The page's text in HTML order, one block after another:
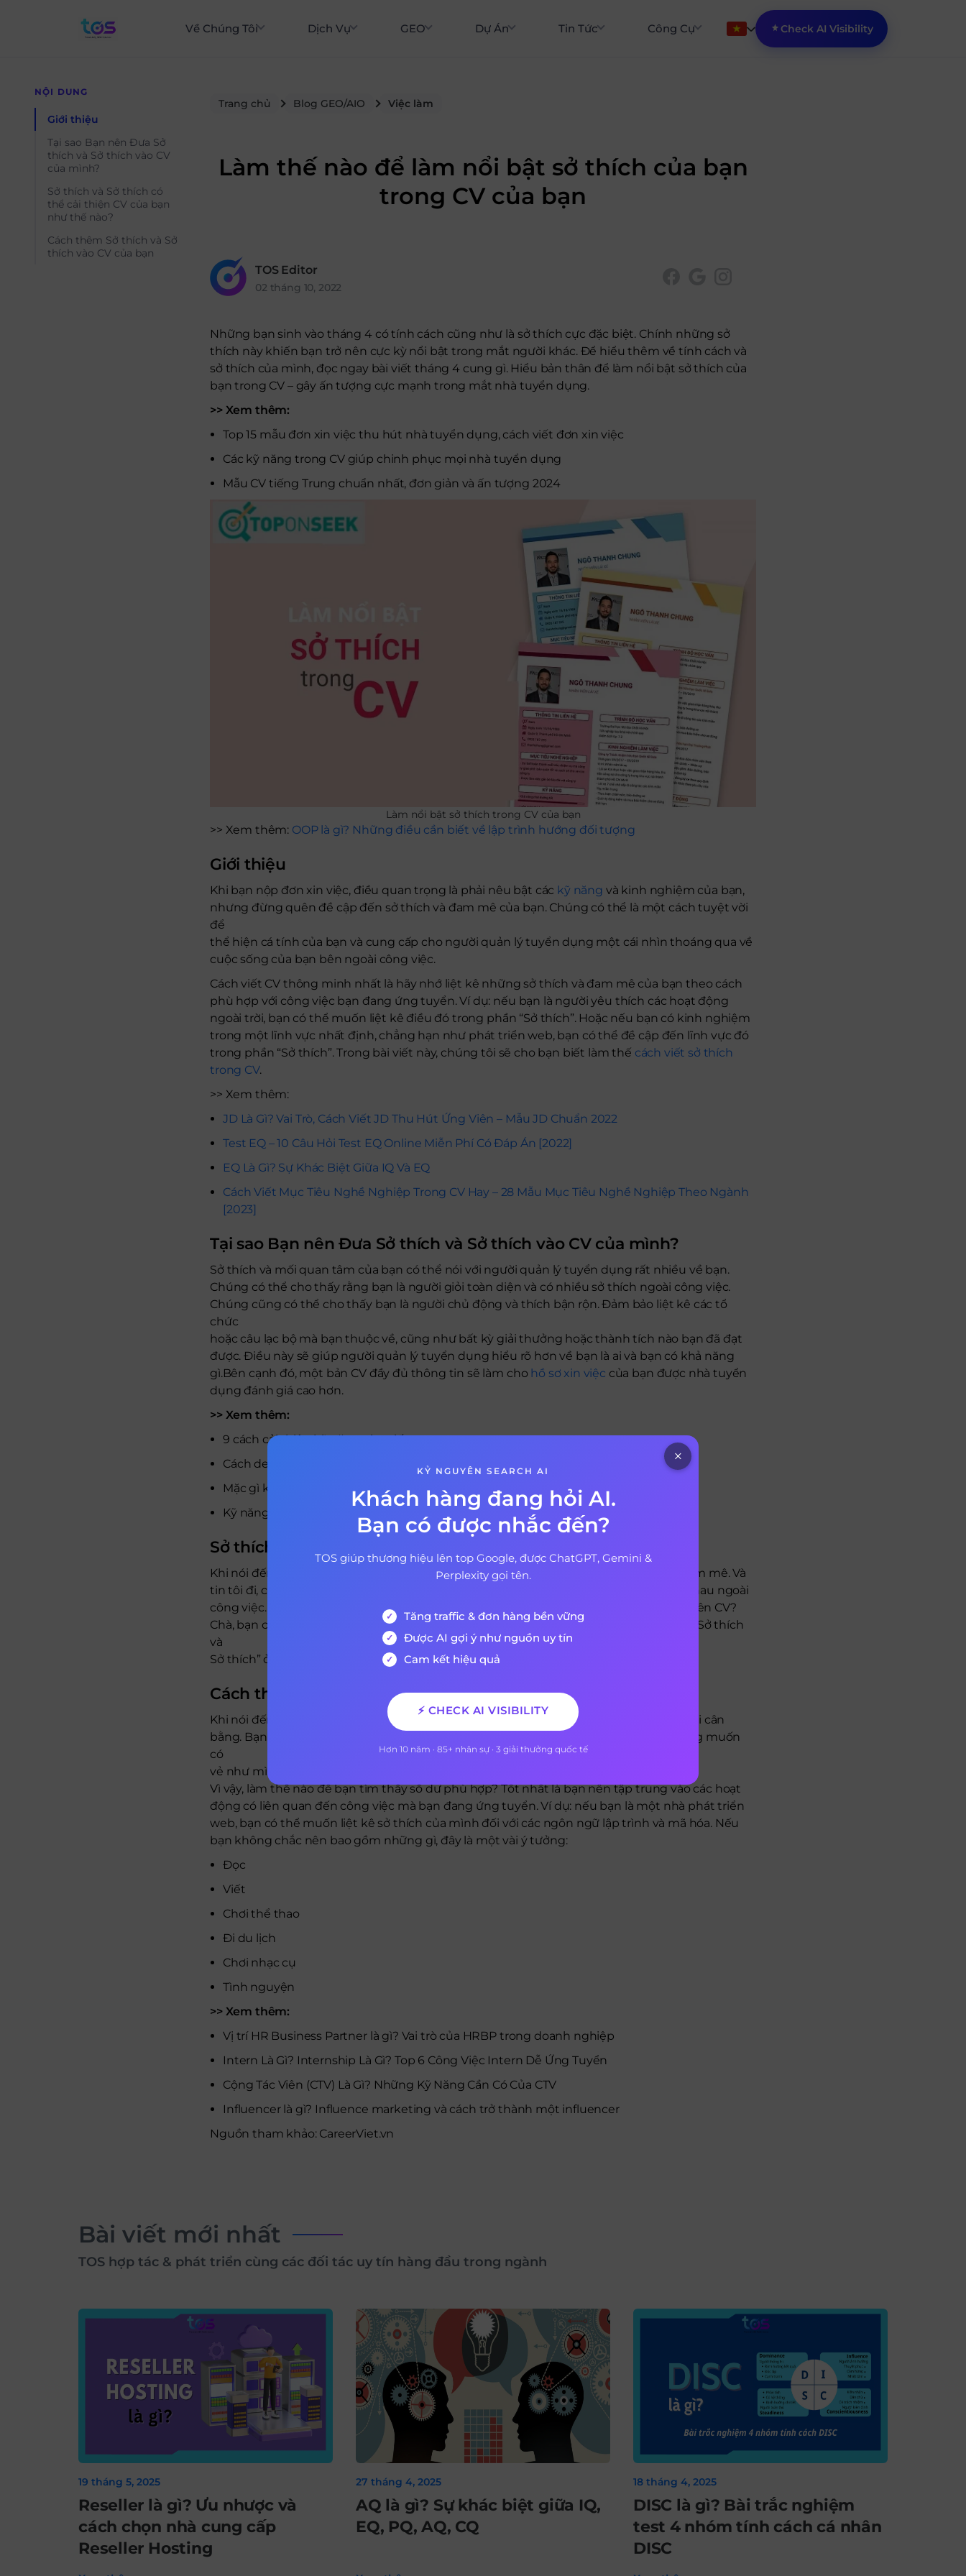
Về Chúng Tôi Dịch Vụ GEO Dự Án Tin Tức Công Cụ Check AI Visibility
Trang chủ Blog GEO/AIO Việc làm
Làm thế nào để làm nổi bật sở thích của bạn
trong CV của bạn
TOS Editor
02 tháng 10, 2022
NỘI DUNG
Giới thiệu
Tại sao Bạn nên Đưa Sở
thích và Sở thích vào CV
của mình?
Sở thích và Sở thích có
thể cải thiện CV của bạn
như thế nào?
Cách thêm Sở thích và Sở
thích vào CV của bạn
Những bạn sinh vào tháng 4 có tính cách cũng như là sở thích cực đặc biệt. Chính những sở
thích này khiến bạn trở nên cực kỳ nổi bật trong mắt người khác. Để hiểu thêm về tính cách và
sở thích của mình, đọc ngay bài viết tháng 4 cung gì. Hiểu bản thân để làm nổi bật sở thích của
bạn trong CV – gây ấn tượng cực mạnh trong mắt nhà tuyển dụng.
>> Xem thêm:
Top 15 mẫu đơn xin việc thu hút nhà tuyển dụng, cách viết đơn xin việc
Các kỹ năng trong CV giúp chinh phục mọi nhà tuyển dụng
Mẫu CV tiếng Trung chuẩn nhất, đơn giản và ấn tượng 2024
Làm nổi bật sở thích trong CV của bạn
>> Xem thêm: OOP là gì? Những điều cần biết về lập trình hướng đối tượng
Giới thiệu
Khi bạn nộp đơn xin việc, điều quan trọng là phải nêu bật các kỹ năng và kinh nghiệm của bạn,
nhưng đừng quên đề cập đến sở thích và đam mê của bạn. Chúng có thể là một cách tuyệt vời
để
thể hiện cá tính của bạn và cung cấp cho người quản lý tuyển dụng một cái nhìn thoáng qua về
cuộc sống của bạn bên ngoài công việc.
Cách viết CV thông minh nhất là hãy nhớ liệt kê những sở thích và đam mê của bạn theo cách
phù hợp với công việc bạn đang ứng tuyển. Ví dụ: nếu bạn là người yêu thích các hoạt động
ngoài trời, bạn có thể muốn liệt kê điều đó trong phần “Sở thích”. Hoặc nếu bạn có kinh nghiệm
trong một lĩnh vực nhất định, chẳng hạn như phát triển web, bạn có thể đề cập đến lĩnh vực đó
trong phần “Sở thích”. Trong bài viết này, chúng tôi sẽ cho bạn biết làm thế cách viết sở thích
trong CV.
>> Xem thêm:
JD Là Gì? Vai Trò, Cách Viết JD Thu Hút Ứng Viên – Mẫu JD Chuẩn 2022
Test EQ – 10 Câu Hỏi Test EQ Online Miễn Phí Có Đáp Án [2022]
EQ Là Gì? Sự Khác Biệt Giữa IQ Và EQ
Cách Viết Mục Tiêu Nghề Nghiệp Trong CV Hay – 28 Mẫu Mục Tiêu Nghề Nghiệp Theo Ngành
[2023]
Tại sao Bạn nên Đưa Sở thích và Sở thích vào CV của mình?
Sở thích và mối quan tâm của bạn có thể nói với người quản lý tuyển dụng rất nhiều về bạn.
Chúng có thể cho thấy rằng bạn là người giỏi toàn diện và có nhiều sở thích ngoài công việc.
Chúng cũng có thể cho thấy bạn là người chủ động và thích bận rộn. Đảm bảo liệt kê các tổ
chức
hoặc câu lạc bộ mà bạn thuộc về, cũng như bất kỳ giải thưởng hoặc thành tích nào bạn đã đạt
được. Điều này sẽ giúp người quản lý tuyển dụng hiểu rõ hơn về bạn là ai và bạn có khả năng
gì.Bên cạnh đó, một bản CV đầy đủ thông tin sẽ làm cho hồ sơ xin việc của bạn được nhà tuyển
dụng đánh giá cao hơn.
>> Xem thêm:
9 cách cải thiện kỹ năng giao tiếp
Cách deal lương hiệu quả nhất với nhà tuyển dụng
Mặc gì khi đi phỏng vấn?
Kỹ năng cứng là gì? Cách rèn luyện các kỹ năng cứng quan trọng nhất
Sở thích và Sở thích có thể cải thiện CV của bạn như thế nào?
Khi nói đến sở thích và đam mê của bạn trên CV, tất cả là để thể hiện những gì bạn đam mê. Và
tin tôi đi, các nhà tuyển dụng tiềm năng thích thấy rằng bạn có nhiều sở thích khác nhau ngoài
công việc. Vậy làm cách nào để bạn có thể làm nổi bật sở thích và đam mê của mình trên CV?
Chà, bạn có thể làm một số việc khác nhau. Bạn có thể bao gồm một phần có tiêu đề “Sở thích
và
Sở thích” ở đầu CV hoặc bạn có thể liệt kê chúng trong phần “kỹ năng”.
Cách thêm Sở thích và Sở thích vào CV của bạn
Khi nói đến việc liệt kê các sở thích và đam mê của bạn trên CV, điều quan trọng là phải cân
bằng. Bạn không muốn trở thành một người chỉ giết thời gian, nhưng bạn cũng không muốn
có
vẻ như mình không coi trọng việc tìm kiếm việc làm của mình.
Vì vậy, làm thế nào để bạn tìm thấy số dư phù hợp? Tốt nhất là bạn nên tập trung vào các hoạt
động có liên quan đến công việc mà bạn đang ứng tuyển. Ví dụ: nếu bạn là một nhà phát triển
web, bạn có thể muốn liệt kê sở thích của mình đối với các ngôn ngữ lập trình và mã hóa. Nếu
bạn không chắc nên bao gồm những gì, đây là một vài ý tưởng:
Đọc
Viết
Chơi thể thao
Đi du lịch
Chơi nhạc cụ
Tình nguyện
>> Xem thêm:
Vị trí HR Business Partner là gì? Vai trò của HRBP trong doanh nghiệp
Intern Là Gì? Internship Là Gì? Top 6 Công Việc Intern Dễ Ứng Tuyển
Cộng Tác Viên (CTV) Là Gì? Những Kỹ Năng Cần Có Của CTV
Influencer là gì? Influence marketing và cách trở thành một influencer
Nguồn tham khảo: CareerViet.vn
Bài viết mới nhất
TOS hợp tác & phát triển cùng các đối tác uy tín hàng đầu trong ngành
19 tháng 5, 2025
Reseller là gì? Ưu nhược và
cách chọn nhà cung cấp
Reseller Hosting
27 tháng 4, 2025
AQ là gì? Sự khác biệt giữa IQ,
EQ, PQ, AQ, CQ
18 tháng 4, 2025
DISC là gì? Bài trắc nghiệm
test 4 nhóm tính cách cá nhân
DISC
KỶ NGUYÊN SEARCH AI
Khách hàng đang hỏi AI.
Bạn có được nhắc đến?
TOS giúp thương hiệu lên top Google, được ChatGPT, Gemini &
Perplexity gọi tên.
Tăng traffic & đơn hàng bền vững
Được AI gợi ý như nguồn uy tín
Cam kết hiệu quả
⚡ CHECK AI VISIBILITY
Hơn 10 năm · 85+ nhân sự · 3 giải thưởng quốc tế